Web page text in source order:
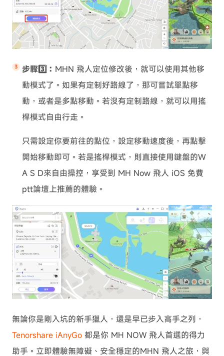
步驟3️⃣： MHN 飛人定位修改後，就可以使用其他移
動模式了。如果有定制好路線了，那可嘗試單點移
動，或者是多點移動。若沒有定制路線，就可以用搖
桿模式自由行走。
只需設定你要前往的點位，設定移動速度後，再點擊
開始移動即可。若是搖桿模式，則直接使用鍵盤的W
A S D來自由操控，享受到 MH Now 飛人 iOS 免費
ptt論壇上推薦的體驗。
無論你是剛入坑的新手獵人，還是早已步入高手之列，
Tenorshare iAnyGo 都是你 MH NOW 飛人首選的得力
助手。立即體驗無障礙、安全穩定的MHN 飛人之旅，與